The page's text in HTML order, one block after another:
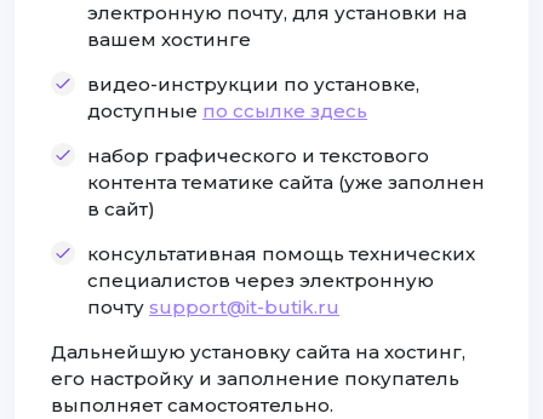
электронную почту, для установки на
вашем хостинге
видео-инструкции по установке,
доступные по ссылке здесь
набор графического и текстового
контента тематике сайта (уже заполнен
в сайт)
консультативная помощь технических
специалистов через электронную
почту support@it-butik.ru
Дальнейшую установку сайта на хостинг,
его настройку и заполнение покупатель
выполняет самостоятельно.